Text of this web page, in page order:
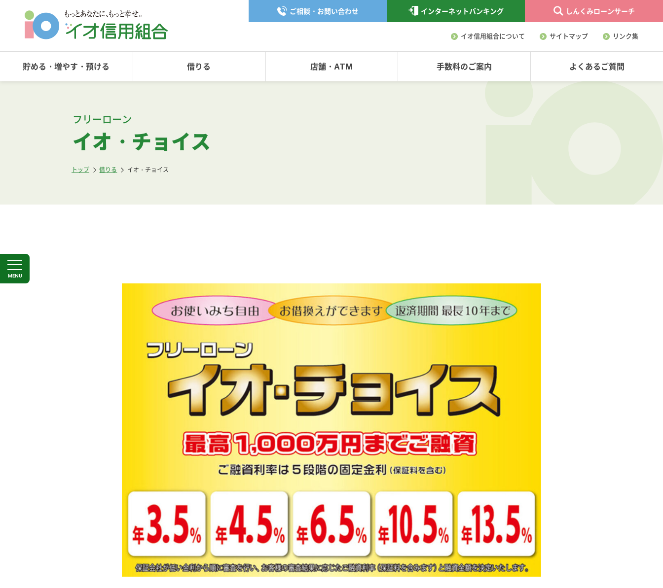
イオ信用組合について サイトマップ リンク集
ご相談・お問い合わせ インターネットバンキング しんくみローンサーチ
貯める・増やす・預ける 借りる 店舗・ATM 手数料のご案内 よくあるご質問
フリーローン
イオ・チョイス
トップ 借りる イオ・チョイス